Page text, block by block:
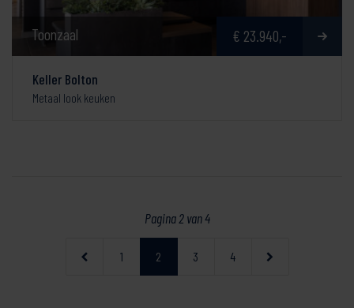
Toonzaal € 23.940,-
Keller Bolton
Metaal look keuken
Pagina 2 van 4
1 2 3 4